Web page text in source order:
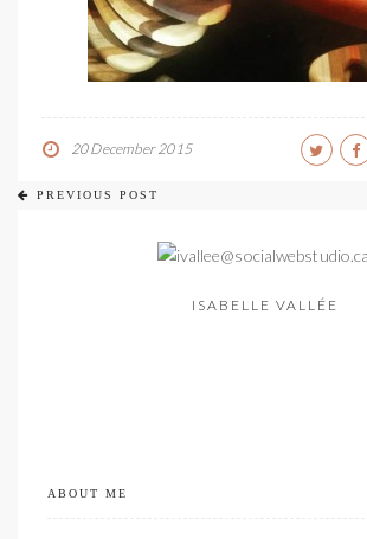
20 December 2015
PREVIOUS POST
ISABELLE VALLÉE
ABOUT ME